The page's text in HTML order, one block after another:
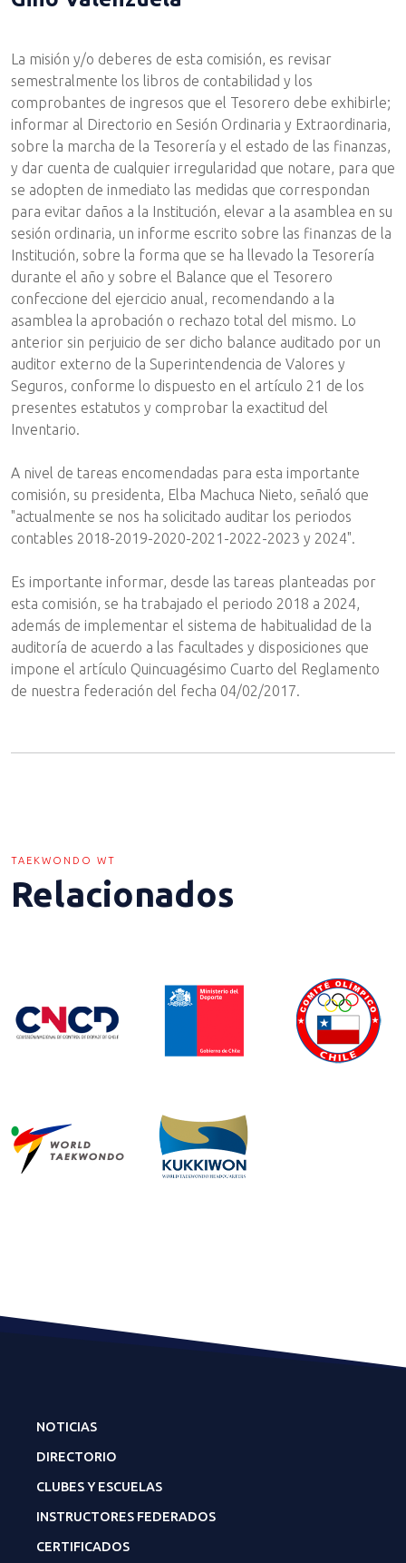
La misión y/o deberes de esta comisión, es revisar
semestralmente los libros de contabilidad y los
comprobantes de ingresos que el Tesorero debe exhibirle;
informar al Directorio en Sesión Ordinaria y Extraordinaria,
sobre la marcha de la Tesorería y el estado de las finanzas,
y dar cuenta de cualquier irregularidad que notare, para que
se adopten de inmediato las medidas que correspondan
para evitar daños a la Institución, elevar a la asamblea en su
sesión ordinaria, un informe escrito sobre las finanzas de la
Institución, sobre la forma que se ha llevado la Tesorería
durante el año y sobre el Balance que el Tesorero
confeccione del ejercicio anual, recomendando a la
asamblea la aprobación o rechazo total del mismo. Lo
anterior sin perjuicio de ser dicho balance auditado por un
auditor externo de la Superintendencia de Valores y
Seguros, conforme lo dispuesto en el artículo 21 de los
presentes estatutos y comprobar la exactitud del
Inventario.
A nivel de tareas encomendadas para esta importante
comisión, su presidenta, Elba Machuca Nieto, señaló que
"actualmente se nos ha solicitado auditar los periodos
contables 2018-2019-2020-2021-2022-2023 y 2024".
Es importante informar, desde las tareas planteadas por
esta comisión, se ha trabajado el periodo 2018 a 2024,
además de implementar el sistema de habitualidad de la
auditoría de acuerdo a las facultades y disposiciones que
impone el artículo Quincuagésimo Cuarto del Reglamento
de nuestra federación del fecha 04/02/2017.
TAEKWONDO WT
Relacionados
NOTICIAS
DIRECTORIO
CLUBES Y ESCUELAS
INSTRUCTORES FEDERADOS
CERTIFICADOS